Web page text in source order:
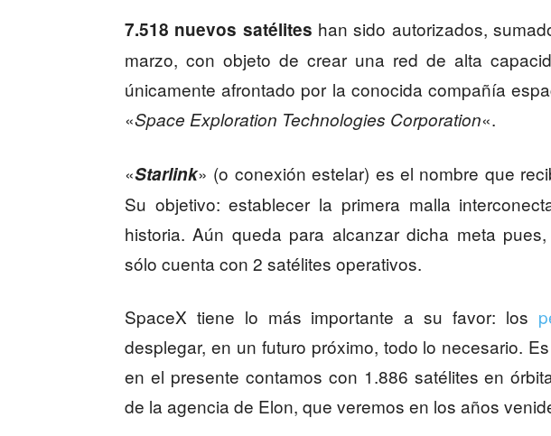
7.518 nuevos satélites han sido autorizados,
marzo, con objeto de crear una red de alta
únicamente afrontado por la conocida compañía
«Space Exploration Technologies Corporation«.
«Starlink» (o conexión estelar) es el nombre que
Su objetivo: establecer la primera malla
historia. Aún queda para alcanzar dicha meta
sólo cuenta con 2 satélites operativos.
SpaceX tiene lo más importante a su favor: los
desplegar, en un futuro próximo, todo lo necesario.
en el presente contamos con 1.886 satélites en
de la agencia de Elon, que veremos en los años